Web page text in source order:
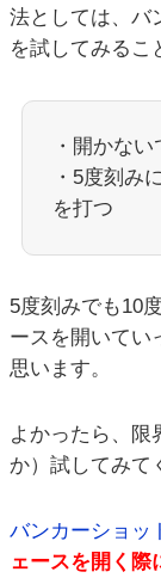
法としては、バ
を試してみるこ
・開かない
・5度刻み
を打つ
5度刻みでも10
ースを開いてい
思います。
よかったら、限
か）試してみて
バンカーショッ
ェースを開く際